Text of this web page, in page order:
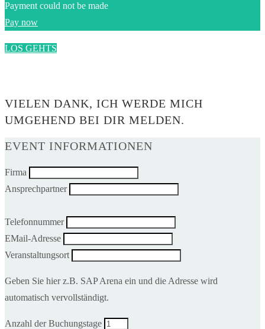
Payment could not be made
Pay now
LOS GEHTS
VIELEN DANK, ICH WERDE MICH
UMGEHEND BEI DIR MELDEN.
EVENT INFORMATIONEN
Firma
Ansprechpartner
Telefonnummer
EMail-Adresse
Veranstaltungsort
Geben Sie hier z.B. SAP Arena ein und die Adresse wird
automatisch vervollständigt.
Anzahl der Buchungstage